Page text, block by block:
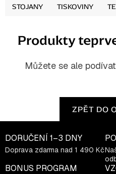
STOJANY TISKOVINY
Produkty
Můžete se ale
ZPĚT DO
DORUČENÍ 1–3 DNY
Doprava zdarma nad 1 490 Kč
BONUS PROGRAM